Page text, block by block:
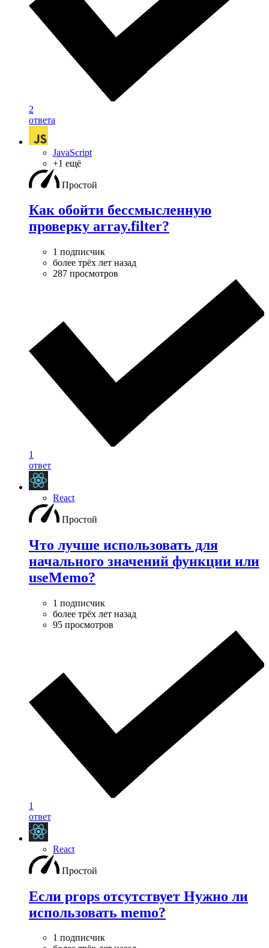
2
ответа
JavaScript
+1 ещё
Простой
Как обойти бессмысленную
проверку array.filter?
1 подписчик
более трёх лет назад
287 просмотров
1
ответ
React
Простой
Что лучше использовать для
начального значений функции или
useMemo?
1 подписчик
более трёх лет назад
95 просмотров
1
ответ
React
Простой
Если props отсутствует Нужно ли
использовать memo?
1 подписчик